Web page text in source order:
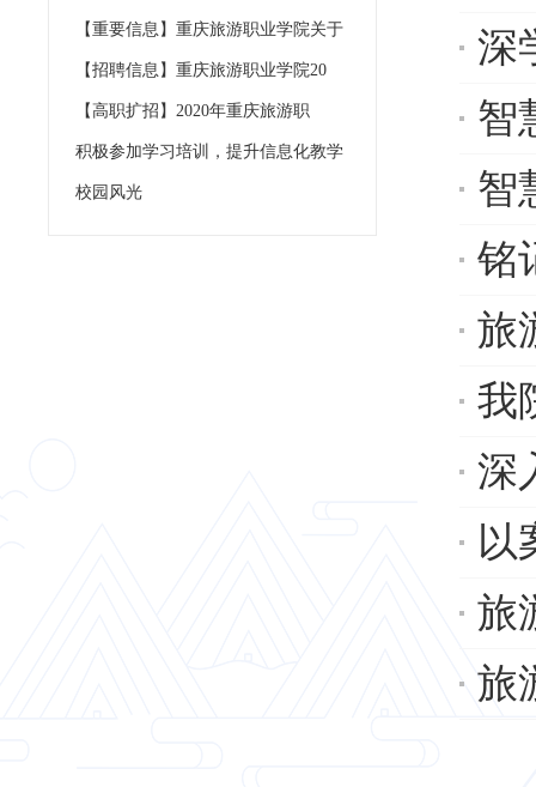
【重要信息】重庆旅游职业学院关于
【招聘信息】重庆旅游职业学院20
【高职扩招】2020年重庆旅游职
积极参加学习培训，提升信息化教学
校园风光
深
智
智慧
铭
旅游
我
深
以
旅
旅